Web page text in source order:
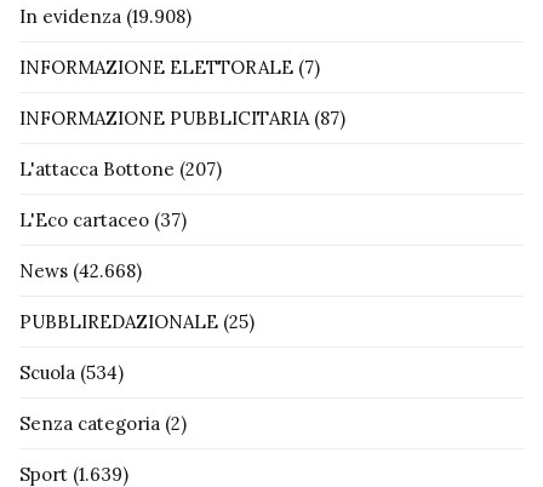
In evidenza (19.908)
INFORMAZIONE ELETTORALE (7)
INFORMAZIONE PUBBLICITARIA(87)
L'attacca Bottone (207)
L'Eco cartaceo (37)
News (42.668)
PUBBLIREDAZIONALE (25)
Scuola (534)
Senza categoria (2)
Sport (1.639)